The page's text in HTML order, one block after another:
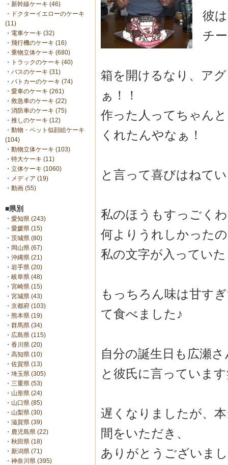
・ 新幹線ケーキ (46)
・
ドクターイエローのケーキ
(11)
・ 電車ケーキ (32)
・ 飛行機のケーキ (16)
・ 乗物立体ケーキ (680)
・
トラックのケーキ (40)
・ バスのケーキ (31)
・ パトカーのケーキ (74)
・ 愛車のケーキ (261)
・ 救急車のケーキ (22)
・ 消防車のケーキ (75)
・ 推しのケーキ (12)
・ 動物・ペット似顔絵ケーキ
(104)
・ 動物立体ケーキ (103)
・ 特大ケーキ (11)
・ 立体ケーキ (1060)
・ メディア (19)
・ 動画 (55)
■県別
・ 愛知県 (243)
・ 愛媛県 (15)
・ 茨城県 (80)
・ 岡山県 (67)
・ 沖縄県 (21)
・ 岩手県 (20)
・ 岐阜県 (48)
・ 宮崎県 (15)
・ 宮城県 (43)
・ 京都府 (103)
・ 熊本県 (19)
・ 群馬県 (34)
・ 広島県 (115)
・ 香川県 (20)
・ 高知県 (10)
・ 佐賀県 (13)
・ 埼玉県 (305)
・ 三重県 (53)
・ 山形県 (24)
・ 山口県 (85)
・ 山梨県 (30)
・ 滋賀県 (39)
・ 鹿児島県 (22)
・ 秋田県 (18)
・ 新潟県 (71)
・ 神奈川県 (395)
彼
チ
箱を開けるなり、ア
ぁ！！
作った人ってちゃん
くれたんやなぁ！
と言って喜びはねて
私のほうもすっごく
何よりうれしかった
私の文字が入ってい
もっちろん味は甘す
て食べました♪
自分の誕生日も広瀬
と彼氏に言っていま
遅くなりましたが、
間をいただき、
ありがとうございま